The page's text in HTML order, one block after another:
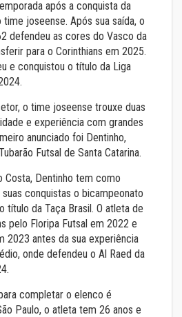
após a conquista da
joseense. Após sua saída, o
defendeu as cores do Vasco da
para o Corinthians em 2025.
e conquistou o título da Liga
o time joseense trouxe duas
e experiência com grandes
anunciado foi Dentinho,
Futsal de Santa Catarina.
Costa, Dentinho tem como
conquistas o bicampeonato
título da Taça Brasil. O atleta de
pelo Floripa Futsal em 2022 e
2023 antes da sua experiência
onde defendeu o Al Raed da
completar o elenco é
Paulo, o atleta tem 26 anos e